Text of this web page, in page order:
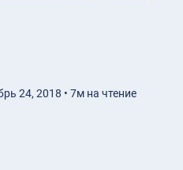
24, 2018 • 7м на чтение